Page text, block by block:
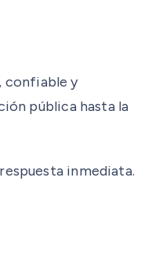
confiable y
pública hasta la
inmediata.